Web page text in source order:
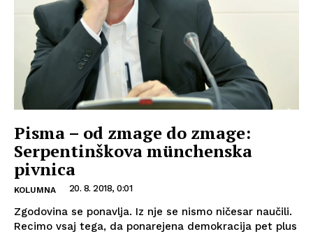
Pisma – od zmage do zmage:
Serpentinškova münchenska
pivnica
KOLUMNA 20. 8. 2018, 0:01
Zgodovina se ponavlja. Iz nje se nismo ničesar naučili.
Recimo vsaj tega, da ponarejena demokracija pet plus